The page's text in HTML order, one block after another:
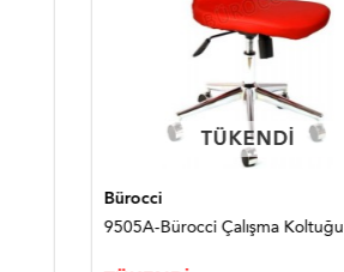
TÜKENDI
TÜKENDI
Bürocci
9505A-Bürocci Çalışma Koltuğu